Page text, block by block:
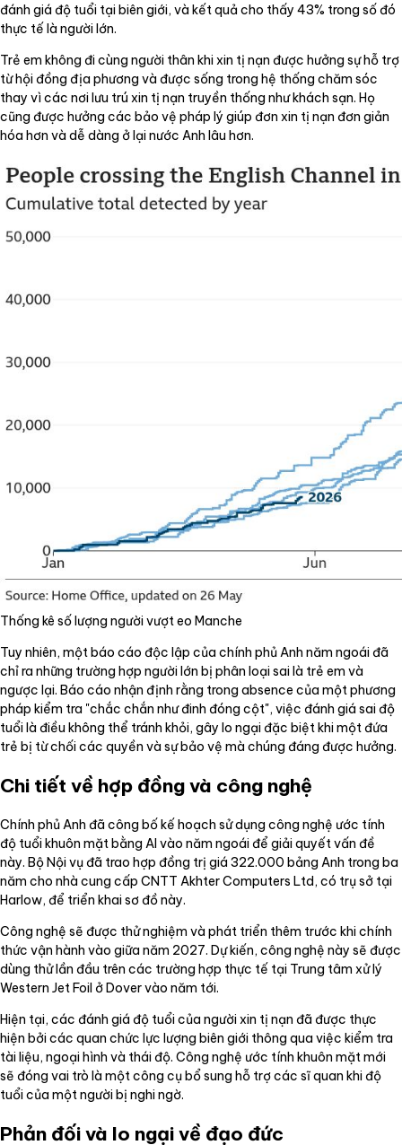
đánh giá độ tuổi tại biên giới, và kết quả cho thấy 43% trong số đó
thực tế là người lớn.
Trẻ em không đi cùng người thân khi xin tị nạn được hưởng sự hỗ trợ
từ hội đồng địa phương và được sống trong hệ thống chăm sóc
thay vì các nơi lưu trú xin tị nạn truyền thống như khách sạn. Họ
cũng được hưởng các bảo vệ pháp lý giúp đơn xin tị nạn đơn giản
hóa hơn và dễ dàng ở lại nước Anh lâu hơn.
Thống kê số lượng người vượt eo Manche
Tuy nhiên, một báo cáo độc lập của chính phủ Anh năm ngoái đã
chỉ ra những trường hợp người lớn bị phân loại sai là trẻ em và
ngược lại. Báo cáo nhận định rằng trong absence của một phương
pháp kiểm tra "chắc chắn như đinh đóng cột", việc đánh giá sai độ
tuổi là điều không thể tránh khỏi, gây lo ngại đặc biệt khi một đứa
trẻ bị từ chối các quyền và sự bảo vệ mà chúng đáng được hưởng.
Chi tiết về hợp đồng và công nghệ
Chính phủ Anh đã công bố kế hoạch sử dụng công nghệ ước tính
độ tuổi khuôn mặt bằng AI vào năm ngoái để giải quyết vấn đề
này. Bộ Nội vụ đã trao hợp đồng trị giá 322.000 bảng Anh trong ba
năm cho nhà cung cấp CNTT Akhter Computers Ltd, có trụ sở tại
Harlow, để triển khai sơ đồ này.
Công nghệ sẽ được thử nghiệm và phát triển thêm trước khi chính
thức vận hành vào giữa năm 2027. Dự kiến, công nghệ này sẽ được
dùng thử lần đầu trên các trường hợp thực tế tại Trung tâm xử lý
Western Jet Foil ở Dover vào năm tới.
Hiện tại, các đánh giá độ tuổi của người xin tị nạn đã được thực
hiện bởi các quan chức lực lượng biên giới thông qua việc kiểm tra
tài liệu, ngoại hình và thái độ. Công nghệ ước tính khuôn mặt mới
sẽ đóng vai trò là một công cụ bổ sung hỗ trợ các sĩ quan khi độ
tuổi của một người bị nghi ngờ.
Phản đối và lo ngại về đạo đức